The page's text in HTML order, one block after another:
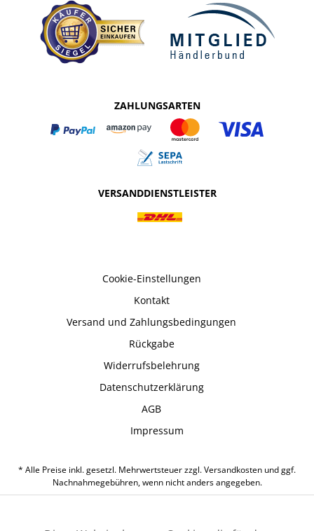
ZAHLUNGSARTEN
VERSANDDIENSTLEISTER
Cookie-Einstellungen
Kontakt
Versand und Zahlungsbedingungen
Rückgabe
Widerrufsbelehrung
Datenschutzerklärung
AGB
Impressum
* Alle Preise inkl. gesetzl. Mehrwertsteuer zzgl.Versandkosten und ggf.
Nachnahmegebühren, wenn nicht anders angegeben.